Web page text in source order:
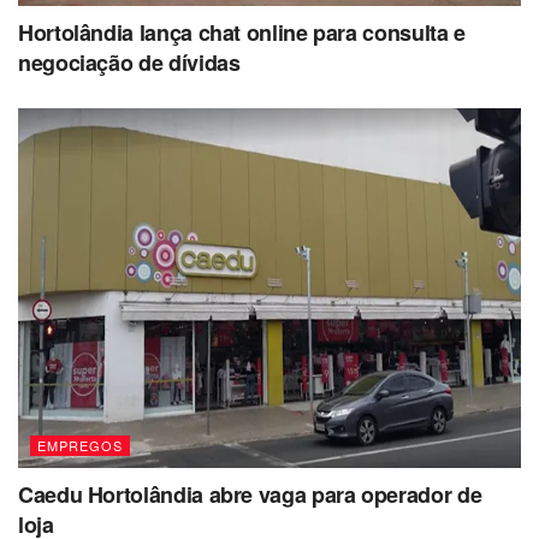
Hortolândia lança chat online para consulta e
negociação de dívidas
EMPREGOS
Caedu Hortolândia abre vaga para operador de
loja